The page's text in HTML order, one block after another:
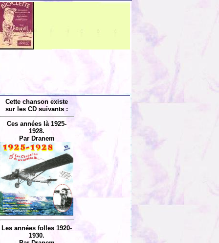
Cette chanson existe
sur les CD suivants :
Ces années là 1925-
1928.
Par Dranem
Les années folles 1920-
1930.